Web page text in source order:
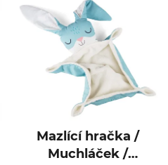
Mazlící hračka /
Muchláček /